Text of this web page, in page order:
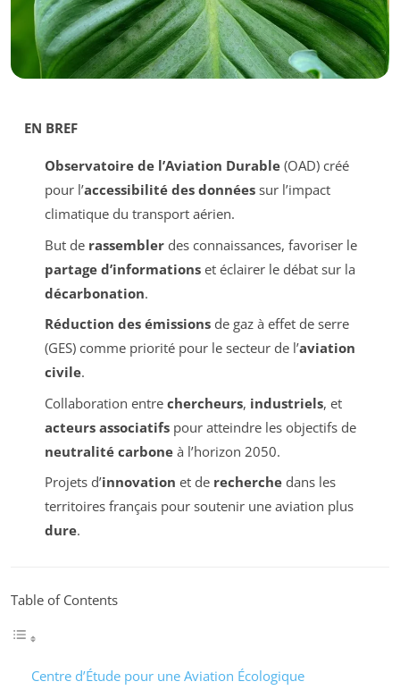
EN BREF
Observatoire de l’Aviation Durable(OAD) créé
pour l’accessibilité des donnéessur l’impact
climatique du transport aérien.
But de rassemblerdes connaissances, favoriser le
partage d’informationset éclairer le débat sur la
décarbonation.
Réduction des émissionsde gaz à effet de serre
(GES) comme priorité pour le secteur de l’aviation
civile.
Collaboration entre chercheurs, industriels, et
acteurs associatifspour atteindre les objectifs de
neutralité carboneà l’horizon 2050.
Projets d’innovation et de recherchedans les
territoires français pour soutenir une aviation plus
dure.
Table of Contents
Centre d’Étude pour une Aviation Écologique